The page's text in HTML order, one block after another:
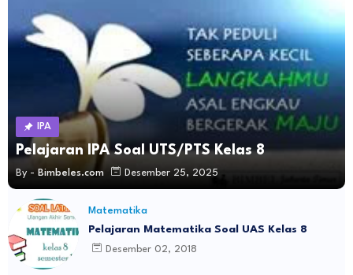
IPA
Pelajaran IPA Soal UTS/PTS Kelas 8
By - Bimbeles.com Desember 25, 2025
Matematika
Pelajaran Matematika Soal UAS Kelas 8
Desember 02, 2018